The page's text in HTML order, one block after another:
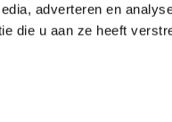
adverteren en
die u aan ze heeftVolg ons